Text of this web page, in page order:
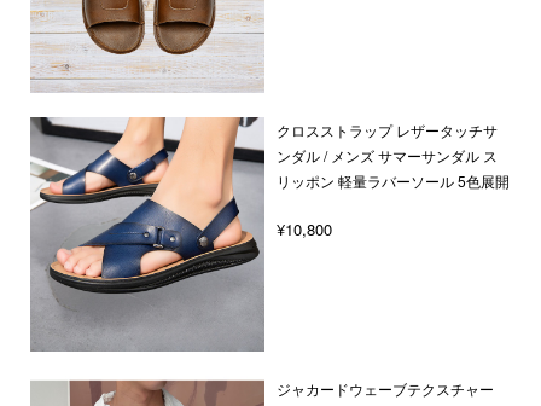
クロスストラップ レザータッチサ
ンダル / メンズ サマーサンダル ス
リッポン 軽量ラバーソール 5色展開
¥10,800
ジャカードウェーブテクスチャー